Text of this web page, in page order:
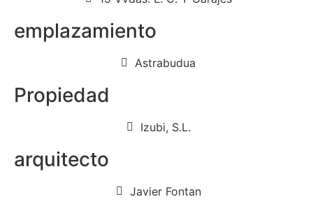
emplazamiento
Astrabudua
Propiedad
Izubi, S.L.
arquitecto
Javier Fontan